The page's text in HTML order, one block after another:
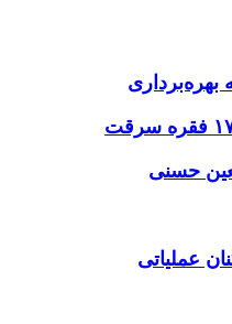
بهره‌برداری
حسنی
عملیاتی